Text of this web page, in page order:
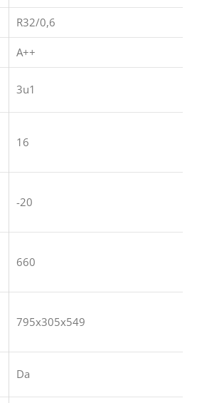
R32/0,6
A++
3u1
16
-20
660
795x305x549
Da